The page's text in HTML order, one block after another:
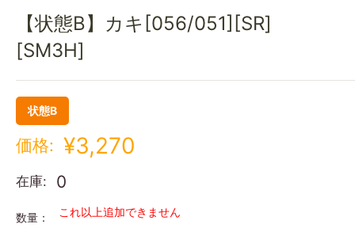
【状態B】カキ[056/051][SR]
[SM3H]
状態B
価格: ¥3,270
在庫: 0
数量： これ以上追加できません